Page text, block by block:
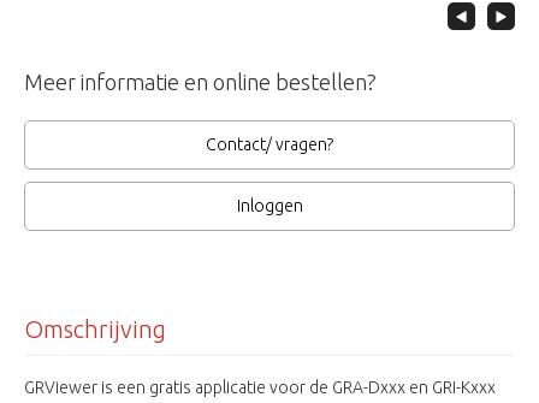
Meer informatie en online bestellen?
Contact/ vragen?
Inloggen
Omschrijving
GRViewer is een gratis applicatie voor de GRA-Dxxx en GRI-Kxxx